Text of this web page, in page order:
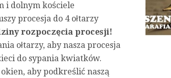
i dolnym kościele
procesja do 4 ołtarzy
rozpoczęcia procesji!
ołtarzy, aby nasza procesja
do sypania kwiatków.
aby podkreślić naszą